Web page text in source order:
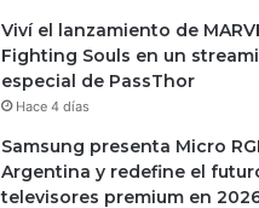
Viví el lanzamiento de
Fighting Souls en un
especial de PassThor
Hace 4 días
Samsung presenta Micro
Argentina y redefine el
televisores premium en